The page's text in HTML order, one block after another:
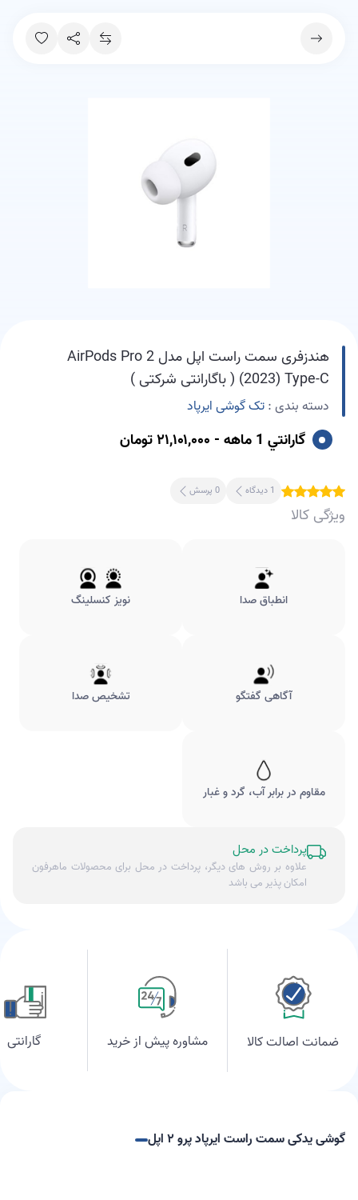
هندزفری سمت راست اپل مدل AirPods Pro 2
(2023) Type-C ( باگارانتی شرکتی )
دسته بندی :تک گوشی ایرپاد
گارانتي 1 ماهه - ۲۱,۱۰۱,۰۰۰ تومان
1 دیدگاه 0 پرسش
ویژگی کالا
انطباق صدا نویز کنسلینگ
آگاهی گفتگو تشخیص صدا
مقاوم در برابر آب، گرد و غبار
پرداخت در محل
علاوه بر روش های دیگر، پرداخت در محل برای محصولات ماهرفون
امکان پذیر می باشد
ضمانت اصالت کالا مشاوره پیش از خرید گارانتی
گوشی یدکی سمت راست ایرپاد پرو ۲ اپل